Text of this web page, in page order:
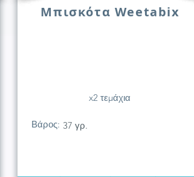
Μπισκότα Weetabix
x2 τεμάχια
Βάρος: 37 γρ.